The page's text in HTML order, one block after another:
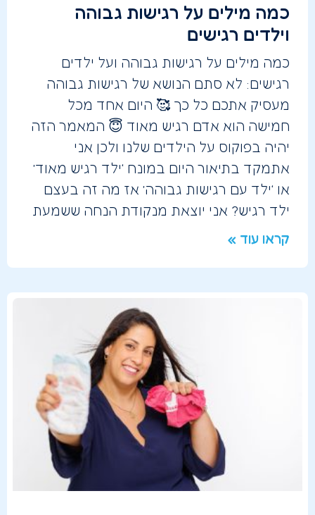
כמה מילים על רגישות גבוהה
וילדים רגישים
כמה מילים על רגישות גבוהה ועל ילדים
רגישים: לא סתם הנושא של רגישות גבוהה
מעסיק אתכם כל כך 🥰 היום אחד מכל
חמישה הוא אדם רגיש מאוד 😇 המאמר הזה
יהיה בפוקוס על הילדים שלנו ולכן אני
אתמקד בתיאור היום במונח ‘ילד רגיש מאוד’
או ‘ילד עם רגישות גבוהה’ אז מה זה בעצם
ילד רגיש? אני יוצאת מנקודת הנחה ששמעת
קראו עוד »